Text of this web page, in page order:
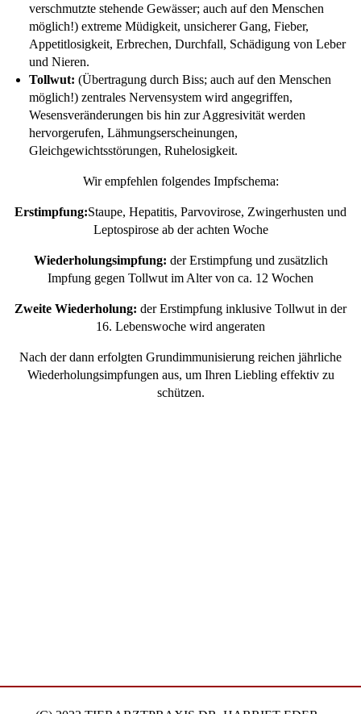
verschmutzte stehende Gewässer; auch auf den Menschen
möglich!) extreme Müdigkeit, unsicherer Gang, Fieber,
Appetitlosigkeit, Erbrechen, Durchfall, Schädigung von Leber
und Nieren.
Tollwut: (Übertragung durch Biss; auch auf den Menschen
möglich!) zentrales Nervensystem wird angegriffen,
Wesensveränderungen bis hin zur Aggresivität werden
hervorgerufen, Lähmungserscheinungen,
Gleichgewichtsstörungen, Ruhelosigkeit.
Wir empfehlen folgendes Impfschema:
Erstimpfung:Staupe, Hepatitis, Parvovirose, Zwingerhusten und
Leptospirose ab der achten Woche
Wiederholungsimpfung: der Erstimpfung und zusätzlich
Impfung gegen Tollwut im Alter von ca. 12 Wochen
Zweite Wiederholung: der Erstimpfung inklusive Tollwut in der
16. Lebenswoche wird angeraten
Nach der dann erfolgten Grundimmunisierung reichen jährliche
Wiederholungsimpfungen aus, um Ihren Liebling effektiv zu
schützen.